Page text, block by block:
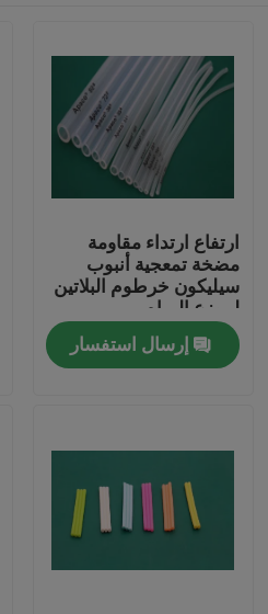
منتجات
معلومات عنا
ارتفاع ارتداء مقاومة
مضخة تمعجية أنبوب
سيليكون خرطوم البلاتين
لموزع المياه
إرسال استفسار